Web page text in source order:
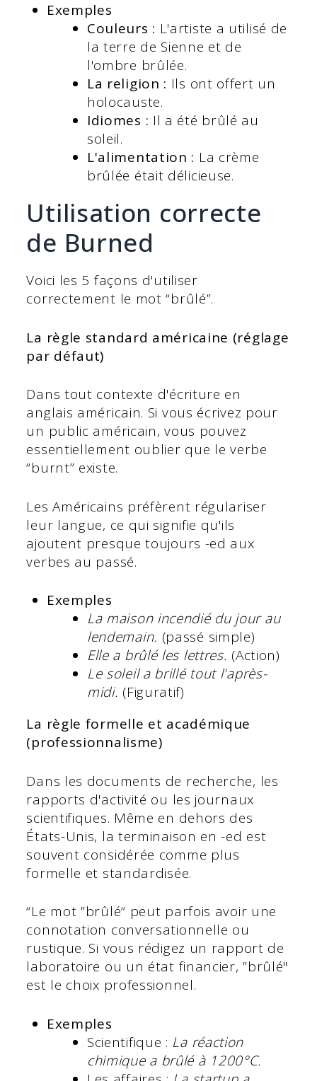
Exemples
Couleurs : L'artiste a utilisé de
la terre de Sienne et de
l'ombre brûlée.
La religion : Ils ont offert un
holocauste.
Idiomes : Il a été brûlé au
soleil.
L'alimentation : La crème
brûlée était délicieuse.
Utilisation correcte
de Burned
Voici les 5 façons d'utiliser
correctement le mot “brûlé”.
La règle standard américaine (réglage
par défaut)
Dans tout contexte d'écriture en
anglais américain. Si vous écrivez pour
un public américain, vous pouvez
essentiellement oublier que le verbe
“burnt” existe.
Les Américains préfèrent régulariser
leur langue, ce qui signifie qu'ils
ajoutent presque toujours -ed aux
verbes au passé.
Exemples
La maison incendiédu jour au
lendemain. (passé simple)
Elle a brûlé les lettres. (Action)
Le soleil a brillé tout l'après-
midi. (Figuratif)
La règle formelle et académique
(professionnalisme)
Dans les documents de recherche, les
rapports d'activité ou les journaux
scientifiques. Même en dehors des
États-Unis, la terminaison en -ed est
souvent considérée comme plus
formelle et standardisée.
“Le mot ”brûlé“ peut parfois avoir une
connotation conversationnelle ou
rustique. Si vous rédigez un rapport de
laboratoire ou un état financier, ”brûlé"
est le choix professionnel.
Exemples
Scientifique : La réaction
chimique a brûlé à 1200°C.